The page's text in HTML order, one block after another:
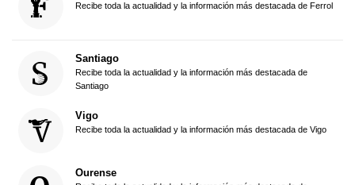
Recibe toda la actualidad y la información más destacada de Ferrol
Santiago
Recibe toda la actualidad y la información más destacada de
Santiago
Vigo
Recibe toda la actualidad y la información más destacada de Vigo
Ourense